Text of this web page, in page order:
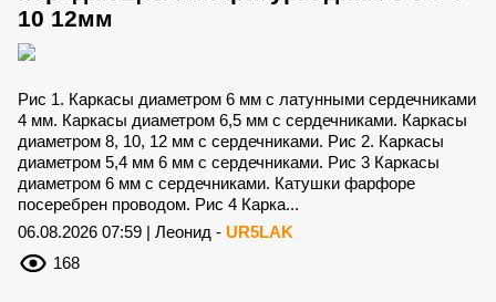
10 12мм
Рис 1. Каркасы диаметром 6 мм с латунными сердечниками
4 мм. Каркасы диаметром 6,5 мм с сердечниками. Каркасы
диаметром 8, 10, 12 мм с сердечниками. Рис 2. Каркасы
диаметром 5,4 мм 6 мм с сердечниками. Рис 3 Каркасы
диаметром 6 мм с сердечниками. Катушки фарфоре
посеребрен проводом. Рис 4 Карка...
06.08.2026 07:59 | Леонид - UR5LAK
168